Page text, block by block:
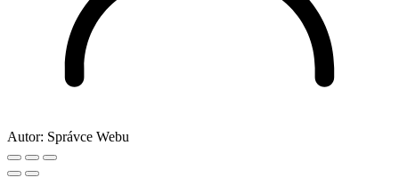
Autor: Správce Webu